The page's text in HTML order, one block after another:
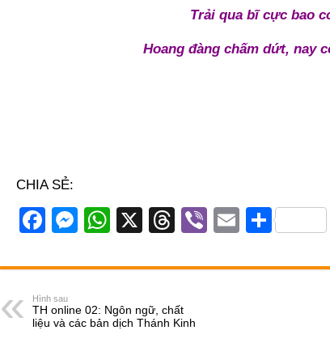
Trải qua bĩ cực bao
Hoang đàng chấm dứt, nay
CHIA SẺ:
F
c
e
b
M
ss
n
W
at
A
X
T
e
a
d
Vi
er
E
ail
S
ar
Hình sau
TH online 02: Ngôn ngữ, chất
liệu và các bản dịch Thánh Kinh